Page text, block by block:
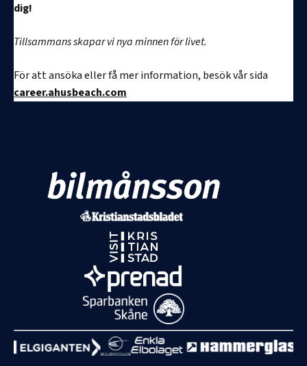
dig!
Tillsammans skapar vi nya minnen för livet.
För att ansöka eller få mer information, besök vår sida
career.ahusbeach.com